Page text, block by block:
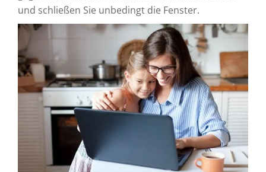
und schließen Sie unbedingt die Fenster.